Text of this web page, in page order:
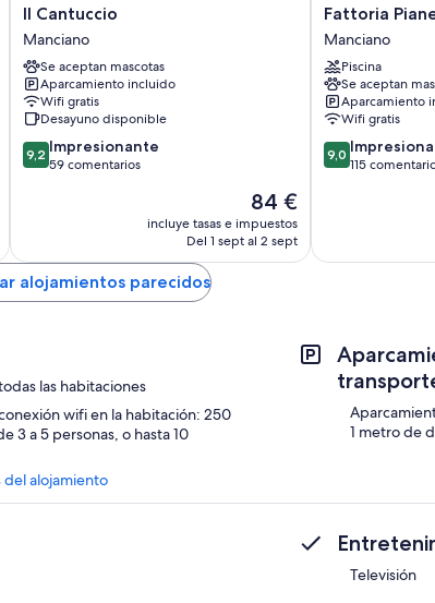
Il
Cantuccio
Manciano
Il Cantuccio
Manciano
Se aceptan mascotas
Aparcamiento incluido
Wifi gratis
Desayuno disponible
9.2
sobre
9,2 Impresionante
59 comentarios
El
precio
actual
84 €
incluye tasas e impuestos
Del 1 sept al 2 sept
Fattoria
Pianetti
Manciano
Fattoria
Manciano
Piscina
Se aceptan
Aparcamiento
Wifi gratis
9.0
sobre
9,0
115
alojamientos parecidos
las habitaciones
wifi en la habitación: 250
3 a 5 personas, o hasta 10
1 metro de
del alojamiento
Televisión